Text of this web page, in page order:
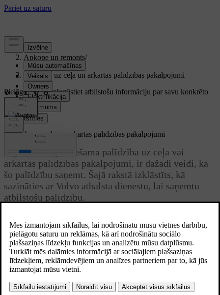
Atbalsts
Apkope un remonts/
Palīdzība uz ceļa
Palīdzība uz ceļa un ārkārtas palīdzības pakalpojumi
Pielāgots atbalstsIegūstiet atbilstošu informāciju par savu konkrēto
automašīnu.
Pierakstīties
Palīdzība uz ceļa un ārkārtas palīdzības pakalpojumi
Ja jums ir nepieciešama palīdzība uz ceļa vai
ārkārtas palīdzības pakalpojumi, ir dažādi veidi, kā
šo palīdzību saņemt. Šajā rakstā izklāstīts, kā
sazināties ar Volvo atbalsta dienestu, lai saņemtu
atbilstošu palīdzību.
Palīdzība uz ceļa
Lai saņemtu Volvo palīdzību uz ceļa, ir nepieciešams pakalpojums
Volvo Assistance[1].
NospiežotON CALL /palīdzības pogu jumtā
un turot vismaz
2 sekundes, tiek izveidots balss savienojums starp Volvo atbalsta